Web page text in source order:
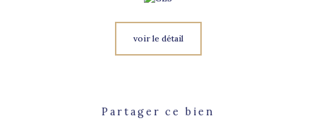
voir le détail
Partager ce bien